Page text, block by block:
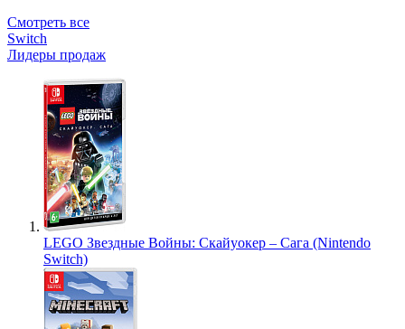
Смотреть все
Switch
Лидеры продаж
LEGO Звездные Войны: Скайуокер – Сага (Nintendo
Switch)